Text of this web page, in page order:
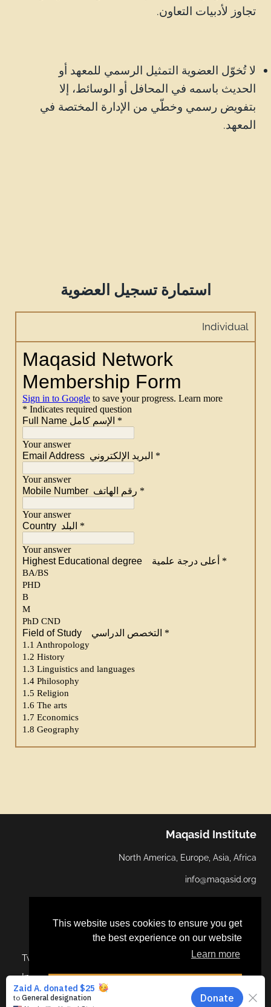
This website uses cookies to ensure you get
the best experience on our website
Learn more
تجاوز لأدبيات التعاون.
لا تُخوّل العضوية التمثيل الرسمي للمعهد أو
الحديث باسمه في المحافل أو الوسائط، إلا
بتفويض رسمي وخطّي من الإدارة المختصة في
المعهد.
استمارة تسجيل العضوية
Individual
Maqasid Institute
North America, Europe, Asia, Africa
info@maqasid.org
Linkedin
Twitter
Instagram